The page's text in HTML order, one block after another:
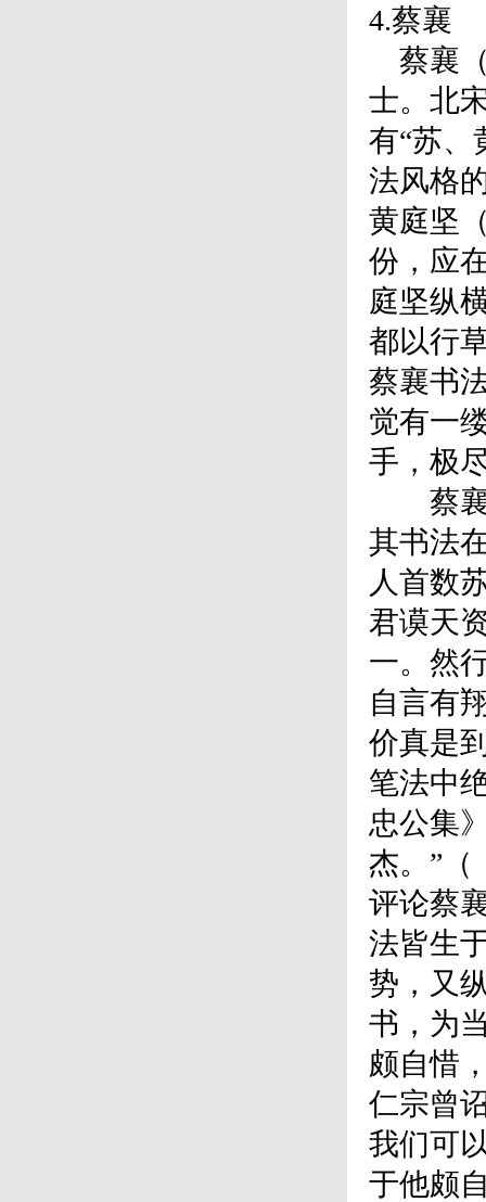
4.蔡襄
蔡襄（
士。北
有“苏、
法风格
黄庭坚
份，应
庭坚纵
都以行
蔡襄书
觉有一
手，极
蔡襄
其书法
人首数
君谟天
一。然
自言有
价真是
笔法中
忠公集
杰。”（
评论蔡
法皆生
势，又
书，为
颇自惜
仁宗曾
我们可
于他颇